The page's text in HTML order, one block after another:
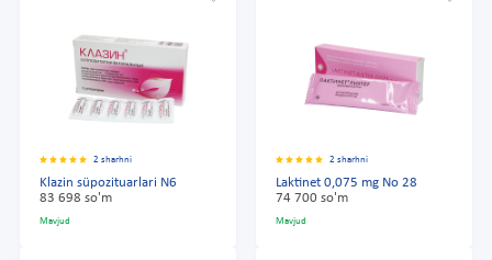
2 sharhni
Klazin süpozituarlari N6
83 698 so'm
Mavjud
2 sharhni
Laktinet 0,075 mg No 28
74 700 so'm
Mavjud